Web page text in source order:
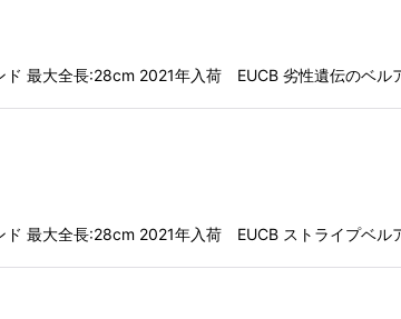
最大全長:28cm 2021年入荷 EUCB 劣性遺伝のベル
最大全長:28cm 2021年入荷 EUCB ストライプベル